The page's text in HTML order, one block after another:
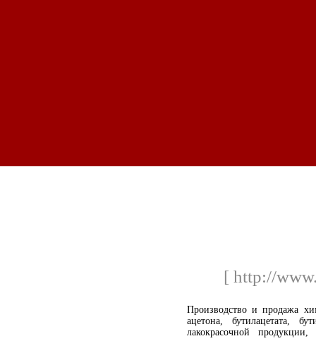
[ http://
Производство и продажа
ацетона, бутилацетата,
лакокрасочной